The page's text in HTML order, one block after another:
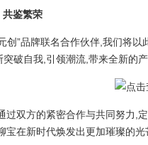
共鉴繁荣
”品牌联名合作伙伴,我们将以
破自我,引领潮流,带来全新的产
双方的紧密合作与共同努力,定
宝在新时代焕发出更加璀璨的